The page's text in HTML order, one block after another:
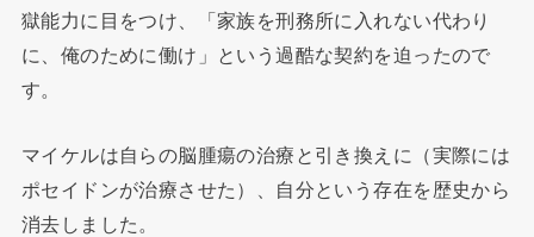
獄能力に目をつけ、「家族を刑務所に入れない代わり
に、俺のために働け」という過酷な契約を迫ったので
す。
マイケルは自らの脳腫瘍の治療と引き換えに（実際には
ポセイドンが治療させた）、自分という存在を歴史から
消去しました。